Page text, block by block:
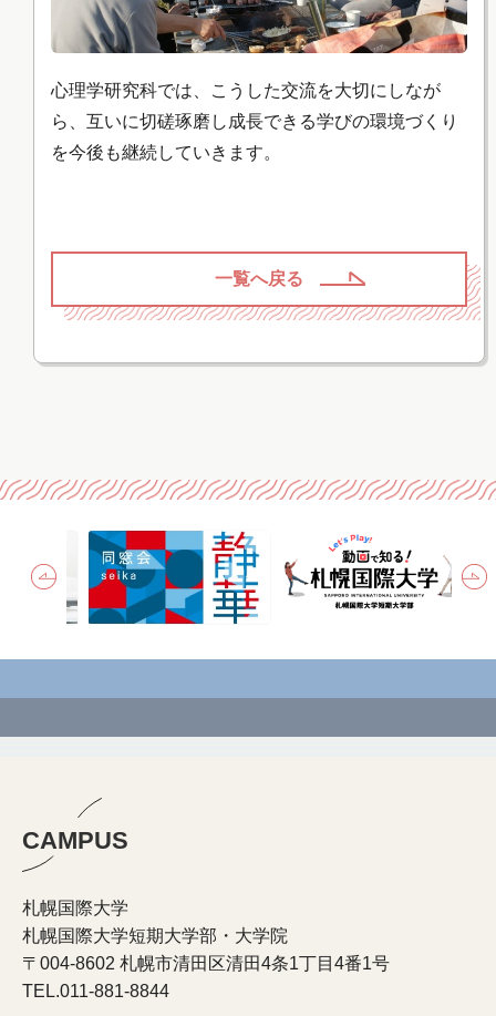
心理学研究科では、こうした交流を大切にしなが
ら、互いに切磋琢磨し成長できる学びの環境づくり
を今後も継続していきます。
一覧へ戻る
CAMPUS
札幌国際大学
札幌国際大学短期大学部・大学院
〒004-8602 札幌市清田区清田4条1丁目4番1号
TEL.011-881-8844